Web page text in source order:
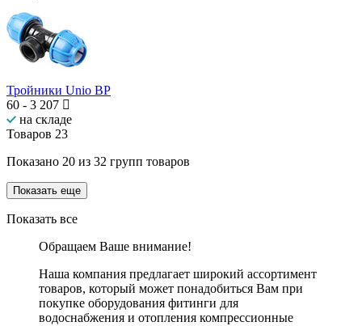
Тройники Unio ВР
60 - 3 207
на складе
Товаров 23
Показано 20 из 32 групп товаров
Показать еще
Показать все
Обращаем Ваше внимание!
Наша компания предлагает широкий ассортимент
товаров, который может понадобиться Вам при
покупке оборудования фитинги для
водоснабжения и отопления компрессионные